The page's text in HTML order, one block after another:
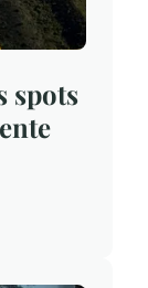
spots